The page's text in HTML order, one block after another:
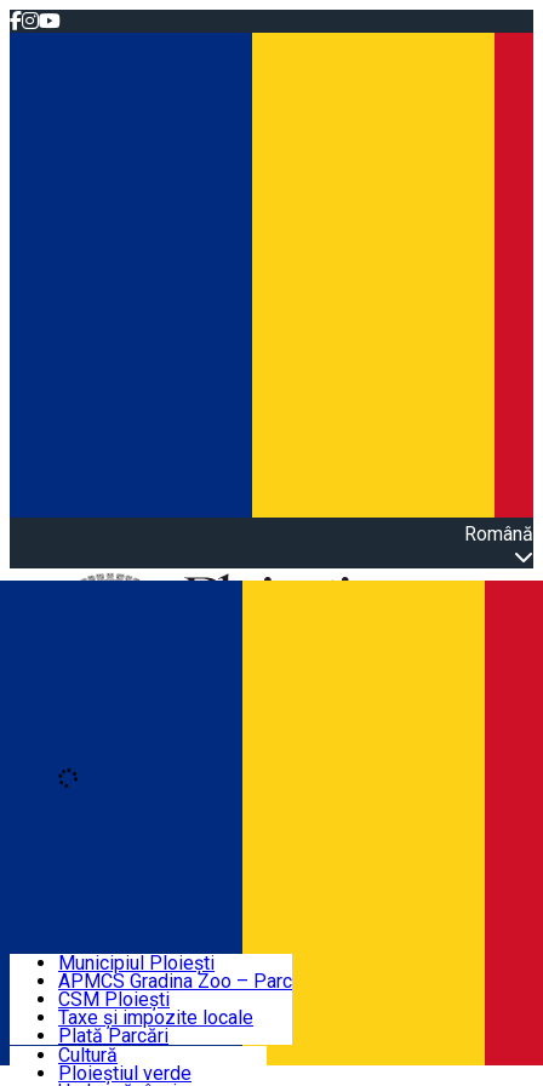
Română
Agenda evenimentelor
Știri Primărie
Turist în Ploiești
Contact
Municipiul Ploiești
APMCS Gradina Zoo – Parc
CSM Ploiești
Taxe și impozite locale
Plată Parcări
Cultură
Ploieștiul verde